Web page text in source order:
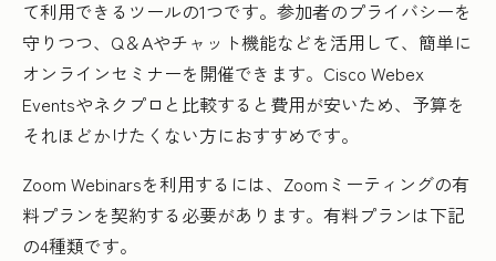
て利用できるツールの1つです。参加者のプライバシーを
守りつつ、Q＆Aやチャット機能などを活用して、簡単に
オンラインセミナーを開催できます。Cisco Webex
Eventsやネクプロと比較すると費用が安いため、予算を
それほどかけたくない方におすすめです。
Zoom Webinarsを利用するには、Zoomミーティングの有
料プランを契約する必要があります。有料プランは下記
の4種類です。